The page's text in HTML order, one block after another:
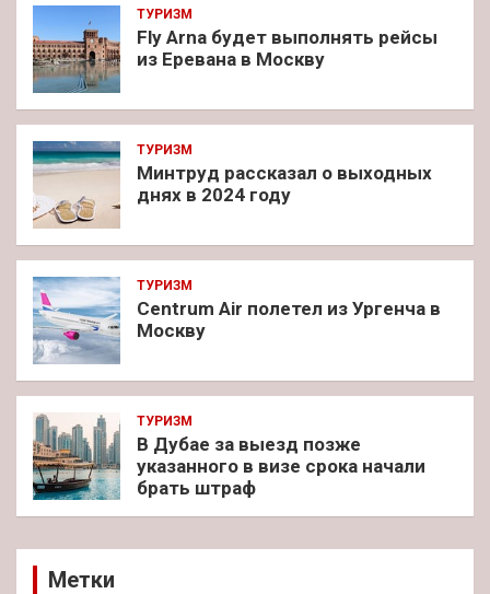
ТУРИЗМ
Fly Arna будет выполнять рейсы
из Еревана в Москву
ТУРИЗМ
Минтруд рассказал о выходных
днях в 2024 году
ТУРИЗМ
Centrum Air полетел из Ургенча в
Москву
ТУРИЗМ
В Дубае за выезд позже
указанного в визе срока начали
брать штраф
Метки